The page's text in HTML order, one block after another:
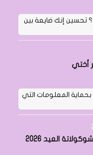
تحسين إنك ضايعة بين
أختي
المعلومات التي
افضل حلا من متجر اختي شوكولاتة العيد 2026